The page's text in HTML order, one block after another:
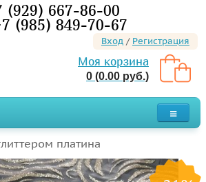
(929) 667-86-00
(985) 849-70-67
Вход / Регистрация
Моя корзина
0 (0.00 руб.)
платина